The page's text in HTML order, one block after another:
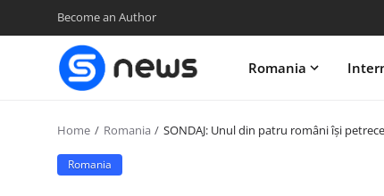
Become an Author
Romania
Home Romania SONDAJ: Unul din patru români îşi
Romania